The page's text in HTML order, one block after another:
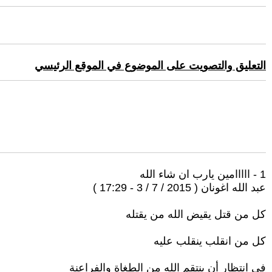
التعليق والتصويت على الموضوع في الموقع الرئيسي
1 - ااااامين يارب ان شاء الله
عبد الله اغونان ( 2015 / 7 / 3 - 17:29 )
كل من قتل يقيض الله من يقتله
كل من انقلب ينقلب عليه
في انتظار أن ينتقم الله من الطغاة والفراعنة